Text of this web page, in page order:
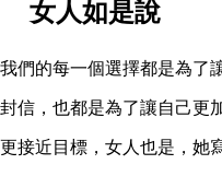
女人如是說
我們的每一個選擇都是為了
封信，也都是為了讓自己更
更接近目標，女人也是，她